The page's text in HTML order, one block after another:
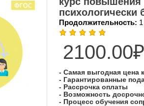
психологически
Продолжительность:
2100.00₽
- Самая выгодная цена
- Гарантированные
- Рассрочка оплаты
- Возможность
- Процесс обучения